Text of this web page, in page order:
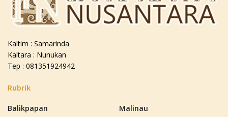
Kaltim : Samarinda
Kaltara : Nunukan
Tep : 081351924942
Rubrik
Balikpapan
Malinau